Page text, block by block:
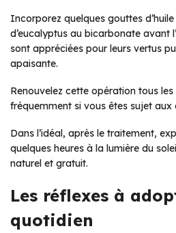
Incorporez quelques gouttes
d’eucalyptus au bicarbonate avant
sont appréciées pour leurs vertus
apaisante.
Renouvelez cette opération tous
fréquemment si vous êtes sujet aux
Dans l’idéal, après le traitement,
quelques heures à la lumière du
naturel et gratuit.
Les réflexes à
quotidien